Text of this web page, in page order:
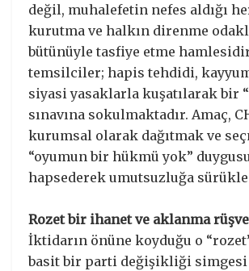
değil, muhalefetin nefes aldığı
kurutma ve halkın direnme
bütünüyle tasfiye etme
temsilciler; hapis tehdidi,
siyasi yasaklarla kuşatılarak bir
sınavına sokulmaktadır. Amaç,
kurumsal olarak dağıtmak ve
“oyumun bir hükmü yok”
hapsederek umutsuzluğa
Rozet bir ihanet ve aklanma
​İktidarın önüne koyduğu o
basit bir parti değişikliği simgesi